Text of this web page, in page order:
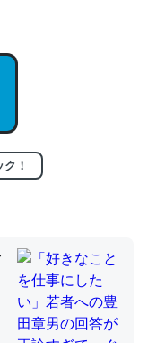
2023/03/27
は回収されないけ
ればするほど分
conceptualization
！